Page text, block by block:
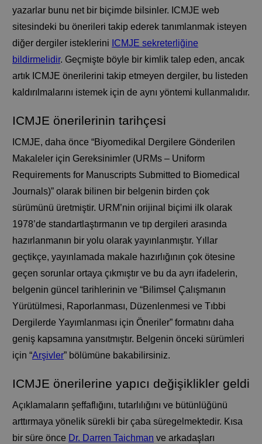
yazarlar bunu net bir biçimde bilsinler. ICMJE web
sitesindeki bu önerileri takip ederek tanımlanmak isteyen
diğer dergiler isteklerini ICMJE sekreterliğine
bildirmelidir. Geçmişte böyle bir kimlik talep eden, ancak
artık ICMJE önerilerini takip etmeyen dergiler, bu listeden
kaldırılmalarını istemek için de aynı yöntemi kullanmalıdır.
ICMJE önerilerinin tarihçesi
ICMJE, daha önce “Biyomedikal Dergilere Gönderilen
Makaleler için Gereksinimler (URMs – Uniform
Requirements for Manuscripts Submitted to Biomedical
Journals)” olarak bilinen bir belgenin birden çok
sürümünü üretmiştir. URM’nin orijinal biçimi ilk olarak
1978’de standartlaştırmanın ve tıp dergileri arasında
hazırlanmanın bir yolu olarak yayınlanmıştır. Yıllar
geçtikçe, yayınlamada makale hazırlığının çok ötesine
geçen sorunlar ortaya çıkmıştır ve bu da ayrı ifadelerin,
belgenin güncel tarihlerinin ve “Bilimsel Çalışmanın
Yürütülmesi, Raporlanması, Düzenlenmesi ve Tıbbi
Dergilerde Yayımlanması için Öneriler” formatını daha
geniş kapsamına yansıtmıştır. Belgenin önceki sürümleri
için “Arşivler” bölümüne bakabilirsiniz.
ICMJE önerilerine yapıcı değişiklikler geldi
Açıklamaların şeffaflığını, tutarlılığını ve bütünlüğünü
arttırmaya yönelik sürekli bir çaba süregelmektedir. Kısa
bir süre önce Dr. Darren Taichman ve arkadaşları